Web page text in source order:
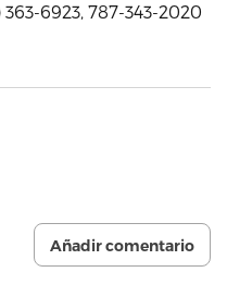
6923, 787-343-2020
Añadir comentario